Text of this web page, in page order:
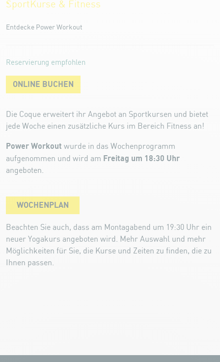
SportKurse & Fitness
Entdecke Power Workout
Reservierung empfohlen
ONLINE BUCHEN
Die Coque erweitert ihr Angebot an Sportkursen und bietet
jede Woche einen zusätzliche Kurs im Bereich Fitness an!
Power Workout wurde in das Wochenprogramm
aufgenommen und wird am Freitag um 18:30 Uhr
angeboten.
WOCHENPLAN
Beachten Sie auch, dass am Montagabend um 19:30 Uhr ein
neuer Yogakurs angeboten wird. Mehr Auswahl und mehr
Möglichkeiten für Sie, die Kurse und Zeiten zu finden, die zu
Ihnen passen.